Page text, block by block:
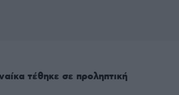
τέθηκε σε προληπτική